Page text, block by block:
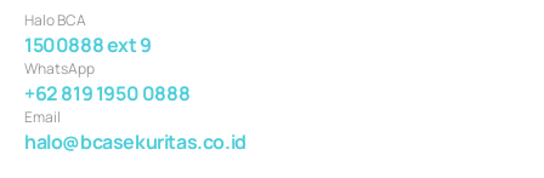
Halo BCA
1500888 ext 9
WhatsApp
+62 819 1950 0888
Email
halo@bcasekuritas.co.id